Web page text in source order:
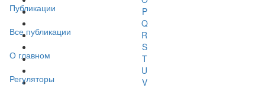
Публикации
Все публикации
О главном
Регуляторы
P
Q
R
S
T
U
V